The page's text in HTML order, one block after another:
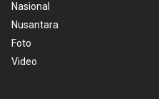
Nasional
Nusantara
Foto
Video